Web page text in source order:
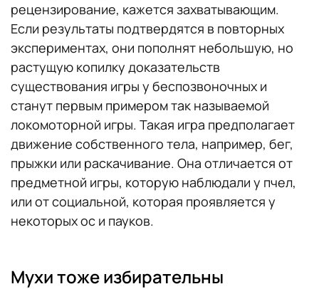
рецензирование, кажется захватывающим.
Если результаты подтвердятся в повторных
экспериментах, они пополнят небольшую, но
растущую копилку доказательств
существования игры у беспозвоночных и
станут первым примером так называемой
локомоторной игры. Такая игра предполагает
движение собственного тела, например, бег,
прыжки или раскачивание. Она отличается от
предметной игры, которую наблюдали у пчел,
или от социальной, которая проявляется у
некоторых ос и пауков.
Мухи тоже избирательны